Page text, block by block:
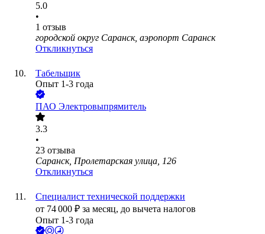
5.0
•
1 отзыв
городской округ Саранск, аэропорт Саранск
Откликнуться
Табельщик
Опыт 1-3 года
ПАО Электровыпрямитель
3.3
•
23 отзыва
Саранск, Пролетарская улица, 126
Откликнуться
Специалист технической поддержки
от 74 000 ₽ за месяц, до вычета налогов
Опыт 1-3 года